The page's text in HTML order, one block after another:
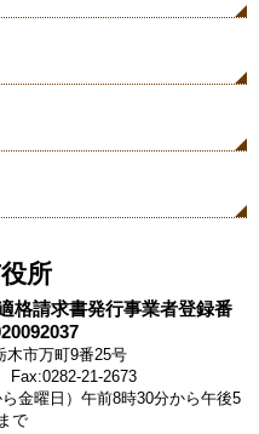
所
請求書発行事業者登録番
市万町9番25号
Fax:0282-21-2673
金曜日）午前8時30分から午後5
で